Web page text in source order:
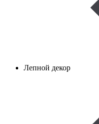
Лепной декор